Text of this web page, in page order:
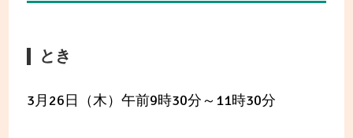
とき
3月26日（木）午前9時30分～11時30分